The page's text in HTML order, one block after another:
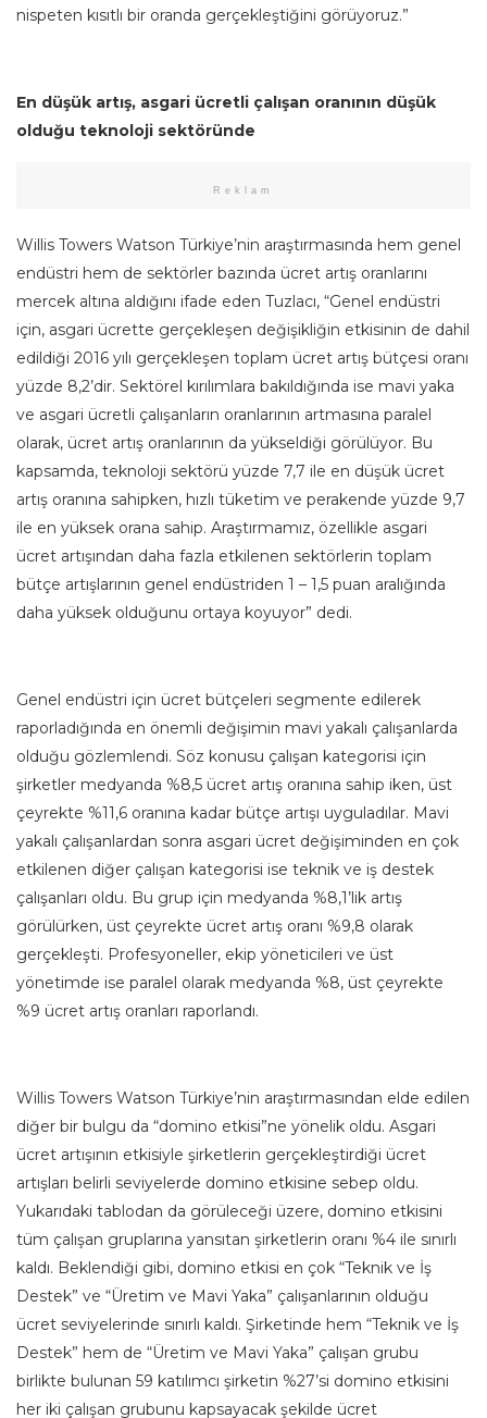
nispeten kısıtlı bir oranda gerçekleştiğini görüyoruz.”
En düşük artış, asgari ücretli çalışan oranının düşük
olduğu teknoloji sektöründe
Reklam
Willis Towers Watson Türkiye’nin araştırmasında hem genel
endüstri hem de sektörler bazında ücret artış oranlarını
mercek altına aldığını ifade eden Tuzlacı, “Genel endüstri
için, asgari ücrette gerçekleşen değişikliğin etkisinin de dahil
edildiği 2016 yılı gerçekleşen toplam ücret artış bütçesi oranı
yüzde 8,2’dir. Sektörel kırılımlara bakıldığında ise mavi yaka
ve asgari ücretli çalışanların oranlarının artmasına paralel
olarak, ücret artış oranlarının da yükseldiği görülüyor. Bu
kapsamda, teknoloji sektörü yüzde 7,7 ile en düşük ücret
artış oranına sahipken, hızlı tüketim ve perakende yüzde 9,7
ile en yüksek orana sahip. Araştırmamız, özellikle asgari
ücret artışından daha fazla etkilenen sektörlerin toplam
bütçe artışlarının genel endüstriden 1 – 1,5 puan aralığında
daha yüksek olduğunu ortaya koyuyor” dedi.
Genel endüstri için ücret bütçeleri segmente edilerek
raporladığında en önemli değişimin mavi yakalı çalışanlarda
olduğu gözlemlendi. Söz konusu çalışan kategorisi için
şirketler medyanda %8,5 ücret artış oranına sahip iken, üst
çeyrekte %11,6 oranına kadar bütçe artışı uyguladılar. Mavi
yakalı çalışanlardan sonra asgari ücret değişiminden en çok
etkilenen diğer çalışan kategorisi ise teknik ve iş destek
çalışanları oldu. Bu grup için medyanda %8,1’lik artış
görülürken, üst çeyrekte ücret artış oranı %9,8 olarak
gerçekleşti. Profesyoneller, ekip yöneticileri ve üst
yönetimde ise paralel olarak medyanda %8, üst çeyrekte
%9 ücret artış oranları raporlandı.
Willis Towers Watson Türkiye’nin araştırmasından elde edilen
diğer bir bulgu da “domino etkisi”ne yönelik oldu. Asgari
ücret artışının etkisiyle şirketlerin gerçekleştirdiği ücret
artışları belirli seviyelerde domino etkisine sebep oldu.
Yukarıdaki tablodan da görüleceği üzere, domino etkisini
tüm çalışan gruplarına yansıtan şirketlerin oranı %4 ile sınırlı
kaldı. Beklendiği gibi, domino etkisi en çok “Teknik ve İş
Destek” ve “Üretim ve Mavi Yaka” çalışanlarının olduğu
ücret seviyelerinde sınırlı kaldı. Şirketinde hem “Teknik ve İş
Destek” hem de “Üretim ve Mavi Yaka” çalışan grubu
birlikte bulunan 59 katılımcı şirketin %27’si domino etkisini
her iki çalışan grubunu kapsayacak şekilde ücret